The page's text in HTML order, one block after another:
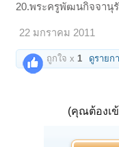
20.พระครูพัฒนกิจจานุ
22 มกราคม 2011
ถูกใจ x1 ดูรายก
(คุณต้องเ